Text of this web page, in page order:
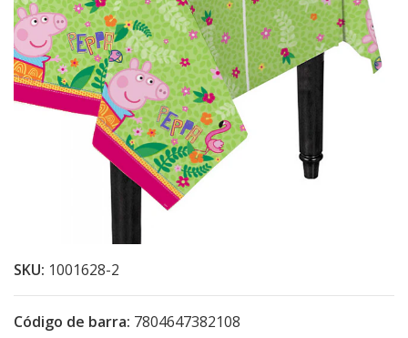
SKU: 1001628-2
Código de barra: 7804647382108